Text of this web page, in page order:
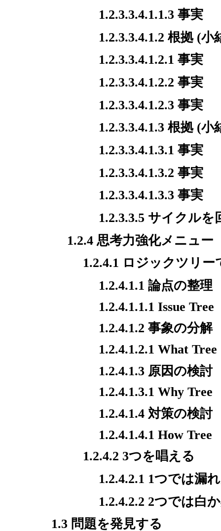
1.2.3.3.4.1.1.3 事実
1.2.3.3.4.1.2 根拠 (小
1.2.3.3.4.1.2.1 事実
1.2.3.3.4.1.2.2 事実
1.2.3.3.4.1.2.3 事実
1.2.3.3.4.1.3 根拠 (小
1.2.3.3.4.1.3.1 事実
1.2.3.3.4.1.3.2 事実
1.2.3.3.4.1.3.3 事実
1.2.3.3.5 サイクル
1.2.4 思考力強化メニュー
1.2.4.1 ロジックツリー
1.2.4.1.1 論点の整理
1.2.4.1.1.1 Issue Tree
1.2.4.1.2 事象の分解
1.2.4.1.2.1 What Tree
1.2.4.1.3 原因の検討
1.2.4.1.3.1 Why Tree
1.2.4.1.4 対策の検討
1.2.4.1.4.1 How Tree
1.2.4.2 3つを唱える
1.2.4.2.1 1つでは漏
1.2.4.2.2 2つでは白
1.3 問題を発見する